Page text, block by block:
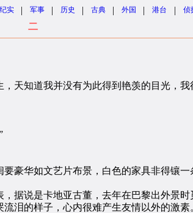
纪实 | 军事 | 历史 | 古典 | 外国 | 港台 | 侦
二
知道我并没有为此得到艳羡的目光，我
华如文艺片布景，白色的家具非得镶一
说是卡地亚古董，去年在巴黎出外景时
的样子，心内很难产生友情以外的激素